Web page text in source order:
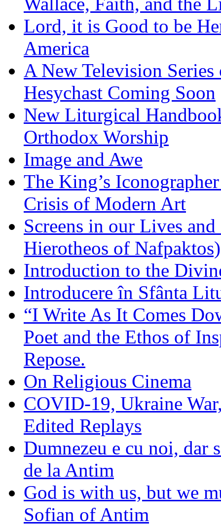
Lord, it is Good to be
America
A New Television
Hesychast Coming Soon
New Liturgical
Orthodox Worship
Image and Awe
The King’s
Crisis of Modern Art
Screens in our Lives
Hierotheos of Nafpaktos)
Introduction to the
Introducere în Sfânta
“I Write As It Comes
Poet and the Ethos of
Repose.
On Religious Cinema
COVID-19, Ukraine
Edited Replays
Dumnezeu e cu noi, dar
de la Antim
God is with us, but we
Sofian of Antim